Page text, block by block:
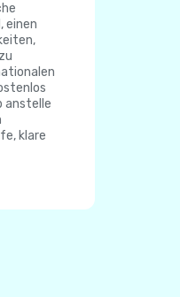
einen
anstelle
klare